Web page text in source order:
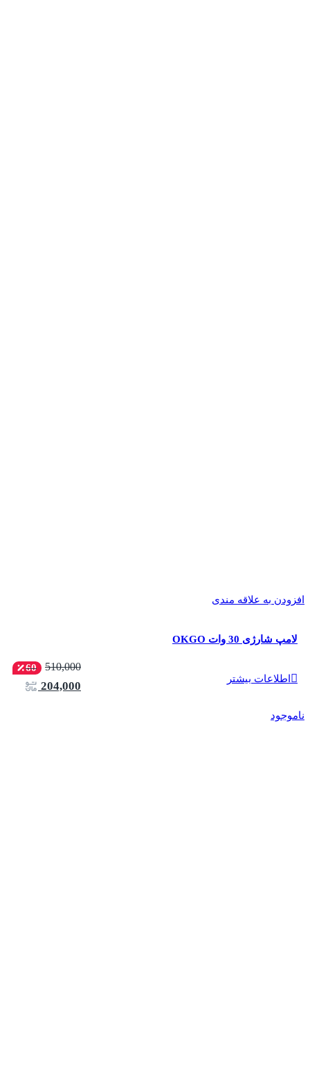
افزودن به علاقه مندی
لامپ شارژی 30 وات OKGO
اطلاعات بیشتر
510,000
60
204,000
ناموجود